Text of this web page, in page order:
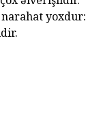
yoxdur: